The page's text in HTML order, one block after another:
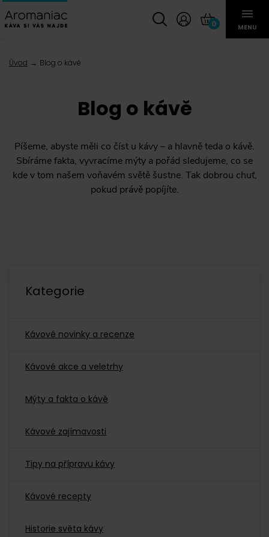
0 MENU
Úvod Blog o kávě
Blog o kávě
Píšeme, abyste měli co číst u kávy – a hlavně teda o kávě.
Sbíráme fakta, vyvracíme mýty a pořád sledujeme, co se
kde v tom našem voňavém světě šustne. Tak dobrou chuť,
pokud právě popíjíte.
Kategorie
Kávové novinky a recenze
Kávové akce a veletrhy
Mýty a fakta o kávě
Kávové zajímavosti
Tipy na přípravu kávy
Kávové recepty
Historie světa kávy